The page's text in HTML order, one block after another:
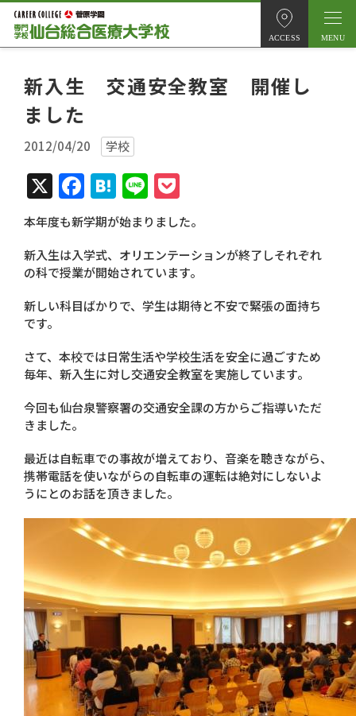
ACCESS
新入生 交通安全教室 開催し
ました
2012/04/20 学校
X Facebook
Hatena
Line
本年度も新学期が始まりました。
新入生は入学式、オリエンテーションが終了しそれぞれ
の科で授業が開始されています。
新しい科目ばかりで、学生は期待と不安で緊張の面持ち
です。
さて、本校では日常生活や学校生活を安全に過ごすため
毎年、新入生に対し交通安全教室を実施しています。
今回も仙台泉警察署の交通安全課の方からご指導いただ
きました。
最近は自転車での事故が増えており、音楽を聴きながら、
携帯電話を使いながらの自転車の運転は絶対にしないよ
うにとのお話を頂きました。